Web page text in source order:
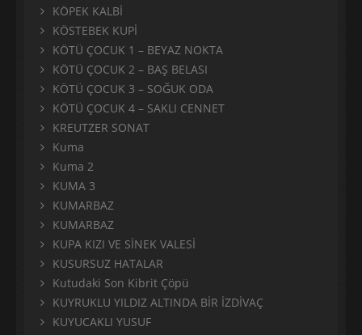
KÖPEK KALBİ
KÖSTEBEK KUPİ
KÖTÜ ÇOCUK 1 – BEYAZ NOKTA
KÖTÜ ÇOCUK 2 – BAŞ BELASI
KÖTÜ ÇOCUK 3 – SOĞUK ODA
KÖTÜ ÇOCUK 4 – SAKLI CENNET
KREUTZER SONAT
Kuma
Kuma 2
KUMA 3
KUMARBAZ
KUMARBAZ
KUPA KIZI VE SİNEK VALESİ
KUSURSUZ HATALAR
Kutudaki Son Kibrit Çöpü
KUYRUKLU YILDIZ ALTINDA BİR İZDİVAÇ
KUYUCAKLI YUSUF